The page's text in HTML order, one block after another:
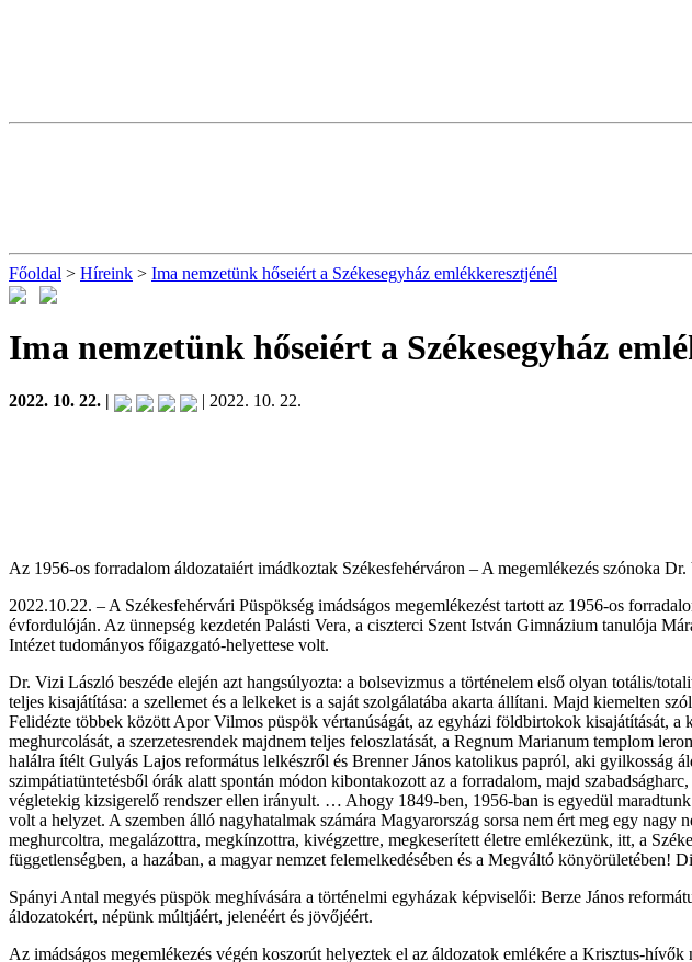
Főoldal > Híreink > Ima nemzetünk hőseiért a Székesegyház emlékkeresztjénél
Ima nemzetünk hőseiért a Székesegyház
2022. 10. 22. | | 2022. 10. 22.
Az 1956-os forradalom áldozataiért imádkoztak Székesfehérváron – A megemlékezés szónoka
2022.10.22. – A Székesfehérvári Püspökség imádságos megemlékezést tartott az 1956-os
évfordulóján. Az ünnepség kezdetén Palásti Vera, a ciszterci Szent István Gimnázium tanulója
Intézet tudományos főigazgató-helyettese volt.
Dr. Vizi László beszéde elején azt hangsúlyozta: a bolsevizmus a történelem első olyan totális/
teljes kisajátítása: a szellemet és a lelkeket is a saját szolgálatába akarta állítani. Majd kiemelten
Felidézte többek között Apor Vilmos püspök vértanúságát, az egyházi földbirtokok kisajátítását,
meghurcolását, a szerzetesrendek majdnem teljes feloszlatását, a Regnum Marianum templom
halálra ítélt Gulyás Lajos református lelkészről és Brenner János katolikus papról, aki gyilkosság
szimpátiatüntetésből órák alatt spontán módon kibontakozott az a forradalom, majd
végletekig kizsigerelő rendszer ellen irányult. … Ahogy 1849-ben, 1956-ban is egyedül
volt a helyzet. A szemben álló nagyhatalmak számára Magyarország sorsa nem ért meg egy
meghurcoltra, megalázottra, megkínzottra, kivégzettre, megkeserített életre emlékezünk, itt, a
függetlenségben, a hazában, a magyar nemzet felemelkedésében és a Megváltó könyörületében!
Spányi Antal megyés püspök meghívására a történelmi egyházak képviselői: Berze János
áldozatokért, népünk múltjáért, jelenéért és jövőjéért.
Az imádságos megemlékezés végén koszorút helyeztek el az áldozatok emlékére a Krisztus-